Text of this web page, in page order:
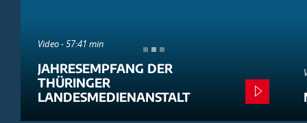
Video - 57:41 min
JAHRESEMPFANG DER
THÜRINGER
LANDESMEDIENANSTALT